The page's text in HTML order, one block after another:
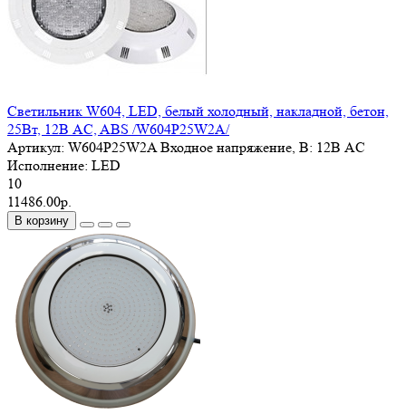
Светильник W604, LED, белый холодный, накладной, бетон,
25Вт, 12В AC, ABS /W604P25W2A/
Артикул: W604P25W2AВходное напряжение, В: 12В AC
Исполнение: LED
10
11486.00р.
В корзину